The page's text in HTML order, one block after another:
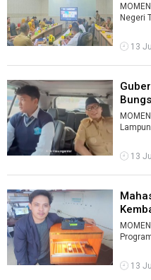
Negeri
...
13
meng ...
13
Ayam
...
13